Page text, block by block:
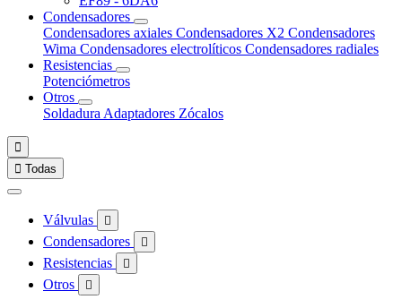
Condensadores
Condensadores axiales Condensadores X2 Condensadores
Wima Condensadores electrolíticos Condensadores radiales
Resistencias
Potenciómetros
Otros
Soldadura Adaptadores Zócalos

 Todas
Válvulas 
Condensadores 
Resistencias 
Otros 